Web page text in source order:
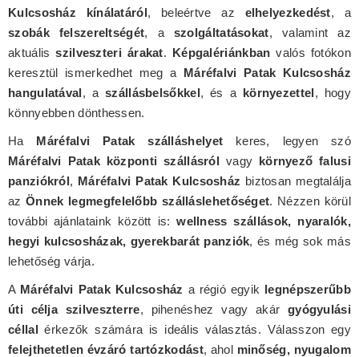
Kulcsosház kínálatáról, beleértve az elhelyezkedést, a
szobák felszereltségét, a szolgáltatásokat, valamint az
aktuálisszilveszteri árakat. Képgalériánkban valós fotókon
keresztül ismerkedhet meg a Máréfalvi Patak Kulcsosház
hangulatával, aszállásbelsőkkel, és a környezettel, hogy
könnyebben dönthessen.
Ha Máréfalvi Patak szálláshelyet keres, legyen szó
Máréfalvi Patak központi szállásról vagy környező falusi
panziókról, Máréfalvi Patak Kulcsosház biztosan megtalálja
azÖnnek legmegfelelőbb szálláslehetőséget. Nézzen körül
további ajánlataink között is:wellness szállások, nyaralók,
hegyi kulcsosházak, gyerekbarát panziók, és még sok más
lehetőség várja.
A Máréfalvi Patak Kulcsosház a régió egyik legnépszerűbb
úti célja szilveszterre, pihenéshez vagy akár gyógyulási
céllal érkezők számára is ideális választás. Válasszon egy
felejthetetlen évzáró tartózkodást, ahol minőség, nyugalom